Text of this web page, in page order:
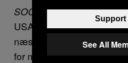
SOCOM: U.S. Navy
USA i sommeren 2002, før
næste forår, var endnu et
for mig stadig det mest
Support
See All